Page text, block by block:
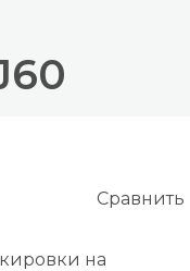
Сравнить
на